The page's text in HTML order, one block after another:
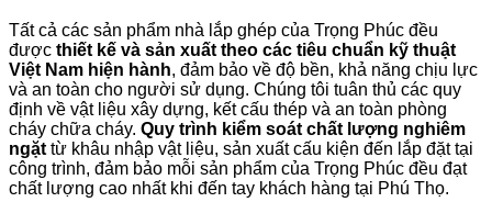
Tất cả các sản phẩm nhà lắp ghép của Trọng Phúc đều
được thiết kế và sản xuất theo các tiêu chuẩn kỹ thuật
Việt Nam hiện hành, đảm bảo về độ bền, khả năng chịu lực
và an toàn cho người sử dụng. Chúng tôi tuân thủ các quy
định về vật liệu xây dựng, kết cấu thép và an toàn phòng
cháy chữa cháy. Quy trình kiểm soát chất lượng nghiêm
ngặt từ khâu nhập vật liệu, sản xuất cấu kiện đến lắp đặt tại
công trình, đảm bảo mỗi sản phẩm của Trọng Phúc đều đạt
chất lượng cao nhất khi đến tay khách hàng tại Phú Thọ.